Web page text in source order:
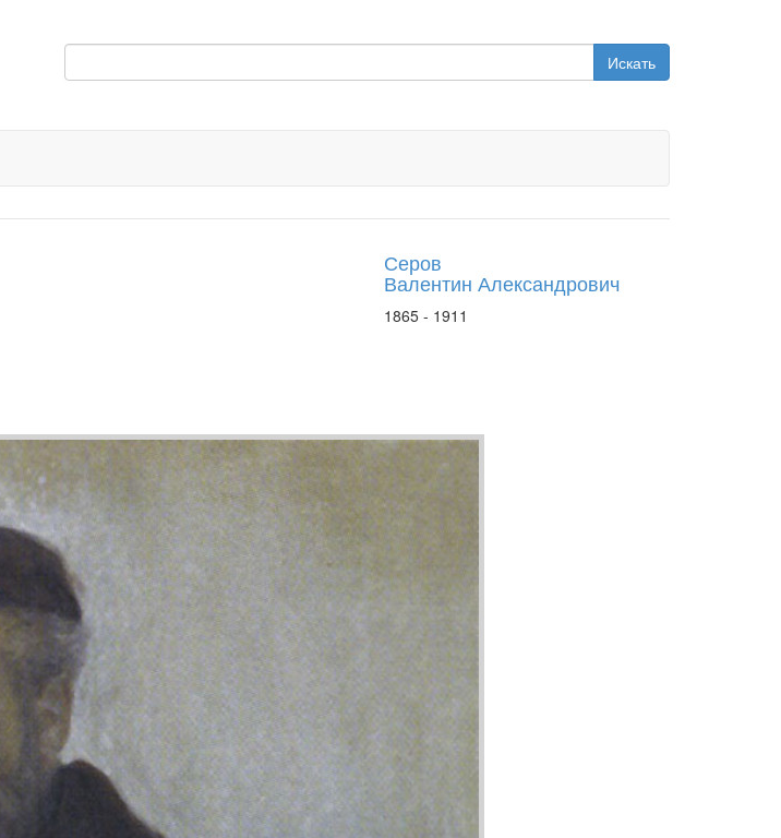
Искать
Серов
Валентин Александрович
1865 - 1911